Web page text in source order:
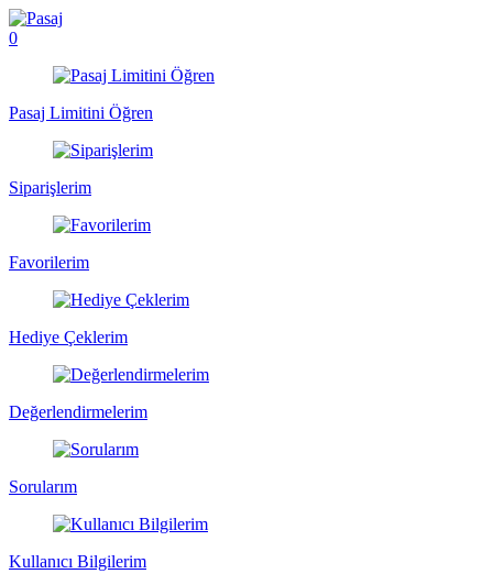
0
Pasaj Limitini Öğren
Siparişlerim
Favorilerim
Hediye Çeklerim
Değerlendirmelerim
Sorularım
Kullanıcı Bilgilerim